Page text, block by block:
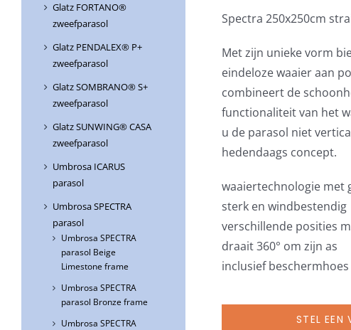
Spectra 250x250cm
Met zijn unieke vorm
eindeloze waaier aan
combineert de
functionaliteit van het
u de parasol niet
hedendaags concept.
waaiertechnologie met
sterk en windbestendig
verschillende posities
draait 360° om zijn as
inclusief beschermhoes
STEL EEN
Glatz FORTANO®
zweefparasol
Glatz PENDALEX® P+
zweefparasol
Glatz SOMBRANO® S+
zweefparasol
Glatz SUNWING® CASA
zweefparasol
Umbrosa ICARUS
parasol
Umbrosa SPECTRA
parasol
Umbrosa SPECTRA
parasol Beige
Limestone frame
Umbrosa SPECTRA
parasol Bronze frame
Umbrosa SPECTRA